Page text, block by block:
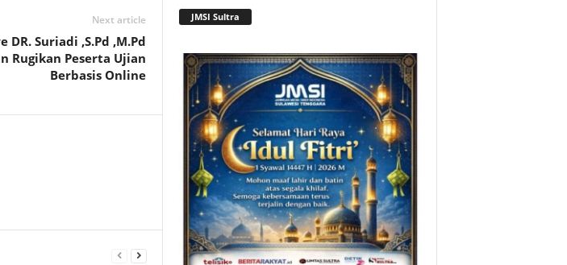
Next article
DR. Suriadi ,S.Pd ,M.Pd
Rugikan Peserta Ujian
Berbasis Online
JMSI Sultra